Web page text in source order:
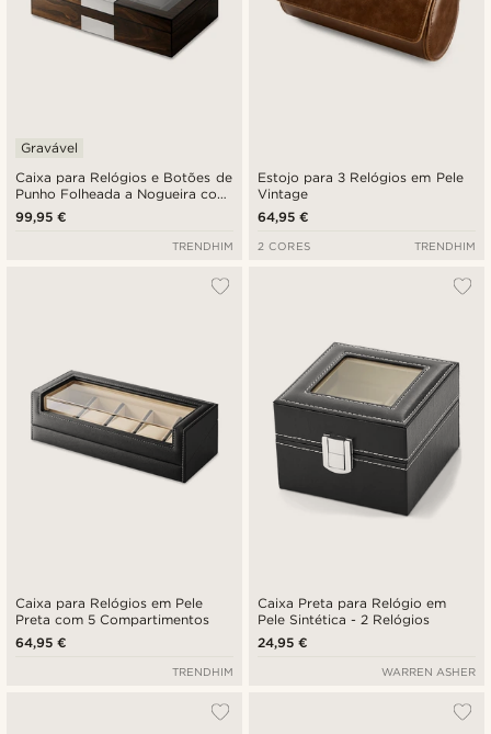
Caixa para Relógios e Botões de
Punho Folheada a Nogueira com
8 Compartimentos
Gravável
99,95 €
TRENDHIM
Estojo para 3 Relógios em Pele
Vintage
64,95 €
2 CORES TRENDHIM
Caixa para Relógios em Pele
Preta com 5 Compartimentos
64,95 €
TRENDHIM
Caixa Preta para Relógio em
Pele Sintética - 2 Relógios
24,95 €
WARREN ASHER